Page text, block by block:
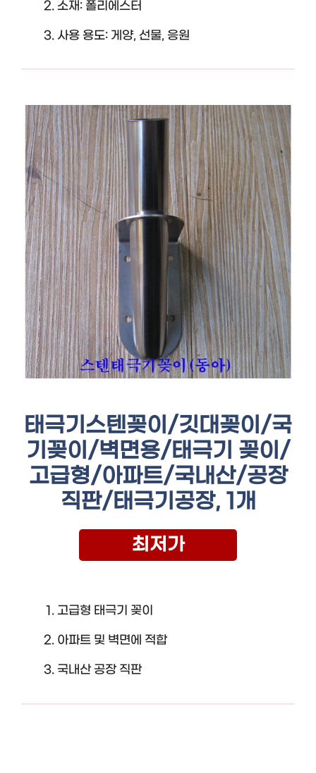
소재: 폴리에스터
사용 용도: 게양, 선물, 응원
태극기스텐꽂이/깃대꽂이/국
기꽂이/벽면용/태극기 꽂이/
고급형/아파트/국내산/공장
직판/태극기공장, 1개
최저가
고급형 태극기 꽂이
아파트 및 벽면에 적합
국내산 공장 직판